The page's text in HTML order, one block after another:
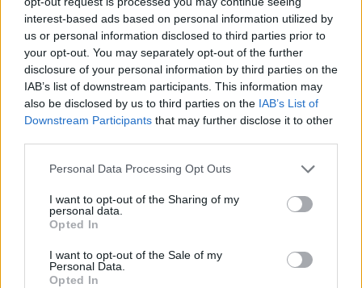
interest-based ads based on personal information utilized by
us or personal information disclosed to third parties prior to
your opt-out. You may separately opt-out of the further
disclosure of your personal information by third parties on the
IAB’s list of downstream participants. This information may
also be disclosed by us to third parties on the IAB’s List of
Downstream Participants that may further disclose it to other
Personal Data Processing Opt Outs
I want to opt-out of the Sharing of my
personal data.
Opted In
I want to opt-out of the Sale of my
Personal Data.
Opted In
Minka 12. rész
Minka 11. rész
T. szereti a fiatal lányokat 14. rész
nőknek, amikor segítséget kérnek?